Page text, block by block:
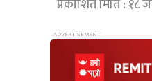
प्रकाशित मिति :